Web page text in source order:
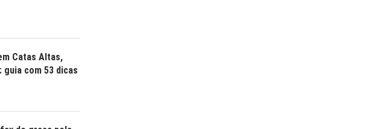
Catas Altas,
guia com 53 dicas